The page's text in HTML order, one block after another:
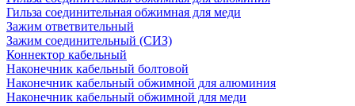
Гильза соединительная обжимная для меди
Зажим ответвительный
Зажим соединительный (СИЗ)
Коннектор кабельный
Наконечник кабельный болтовой
Наконечник кабельный обжимной для алюминия
Наконечник кабельный обжимной для меди